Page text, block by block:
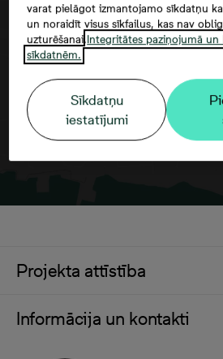
Google maps trešās
Projekta attīstība
Informācija un kontakti
varat pielāgot izmantojamo sīkdatņu
un noraidīt visus sīkfailus, kas nav
uzturēšanai.Integritātes paziņojumā un
sīkdatnēm.
Sīkdatņu
iestatījumi